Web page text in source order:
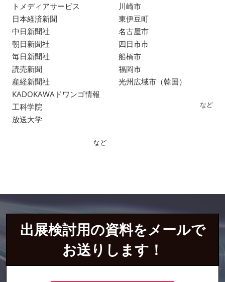
トメディアサービス
日本経済新聞
中日新聞社
朝日新聞社
毎日新聞社
読売新聞
産経新聞社
KADOKAWAドワンゴ情報
工科学院
放送大学
など
川崎市
東伊豆町
名古屋市
四日市市
船橋市
福岡市
光州広域市（韓国）
など
出展検討用の資料をメールで
お送りします！